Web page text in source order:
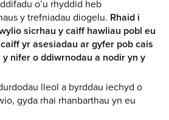
o’u rhyddid heb
y trefniadau diogelu. Rhaid i
sicrhau y caiff hawliau pobl eu
yr asesiadau ar gyfer pob cais
nifer o ddiwrnodau a nodir yn y
lleol a byrddau iechyd o
gyda rhai rhanbarthau yn eu